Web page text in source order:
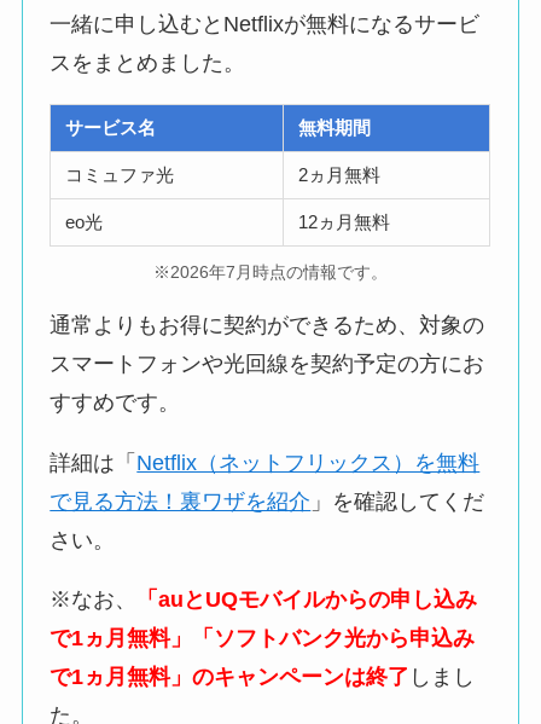
一緒に申し込むとNetflixが無料になるサービ
スをまとめました。
サービス名 無料期間
コミュファ光 2ヵ月無料
eo光 12ヵ月無料
※2026年7月時点の情報です。
通常よりもお得に契約ができるため、対象の
スマートフォンや光回線を契約予定の方にお
すすめです。
詳細は「 Netflix（ネットフリックス）を無料
で見る方法！裏ワザを紹介 」を確認してくだ
さい。
※なお、
「auとUQモバイルからの申し込み
で1ヵ月無料」「ソフトバンク光から申込み
で1ヵ月無料」のキャンペーンは終了 しまし
た。